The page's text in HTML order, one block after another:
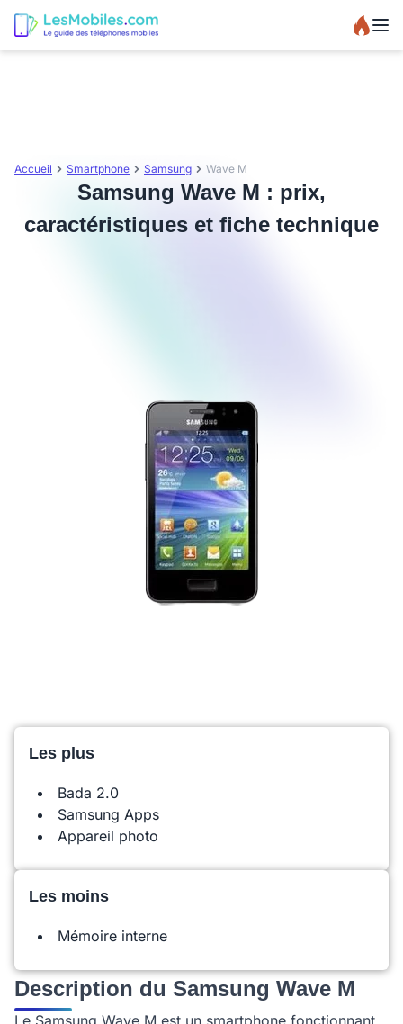
Accueil Smartphone Samsung Wave M
Samsung Wave M : prix,
caractéristiques et fiche technique
Les plus
Bada 2.0
Samsung Apps
Appareil photo
Les moins
Mémoire interne
Description du Samsung Wave M
Le Samsung Wave M est un smartphone fonctionnant